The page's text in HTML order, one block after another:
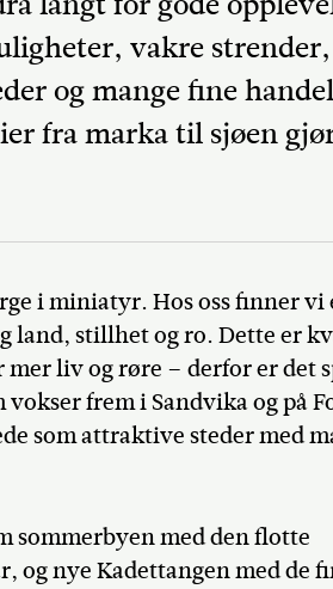
vakre
og mange fine
fra marka til sjøen
i miniatyr. Hos oss finner
land, stillhet og ro. Dette er
liv og røre – derfor er det
frem i Sandvika og på
som attraktive steder med
sommerbyen med den flotte
og nye Kadettangen med de